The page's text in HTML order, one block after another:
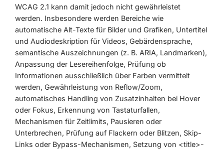
WCAG 2.1 kann damit jedoch nicht gewährleistet
werden. Insbesondere werden Bereiche wie
automatische Alt-Texte für Bilder und Grafiken, Untertitel
und Audiodeskription für Videos, Gebärdensprache,
semantische Auszeichnungen (z. B. ARIA, Landmarken),
Anpassung der Lesereihenfolge, Prüfung ob
Informationen ausschließlich über Farben vermittelt
werden, Gewährleistung von Reflow/Zoom,
automatisches Handling von Zusatzinhalten bei Hover
oder Fokus, Erkennung von Tastaturfallen,
Mechanismen für Zeitlimits, Pausieren oder
Unterbrechen, Prüfung auf Flackern oder Blitzen, Skip-
Links oder Bypass-Mechanismen, Setzung von <title>-